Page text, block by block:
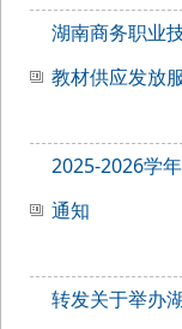
湖南商务职业
教材供应发放
2025-2026学
通知
转发关于举办